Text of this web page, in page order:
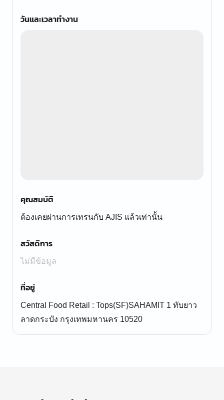
วันและเวลาทำงาน
คุณสมบัติ
ต้องเคยผ่านการเทรนกับ AJIS แล้วเท่านั้น
สวัสดิการ
ไม่มีข้อมูล
ที่อยู่
Central Food Retail : Tops(SF)SAHAMIT 1 ทับยาว
ลาดกระบัง กรุงเทพมหานคร 10520